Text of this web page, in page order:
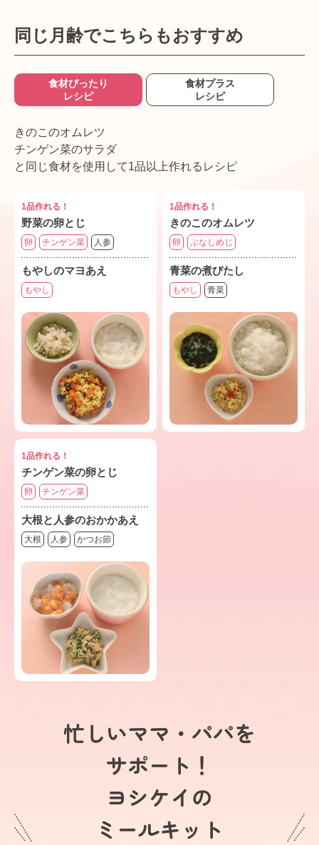
同じ月齢でこちらもおすすめ
食材ぴったり
レシピ
食材プラス
レシピ
きのこのオムレツ
チンゲン菜のサラダ
と同じ食材を使用して1品以上作れるレシピ
1品作れる！
野菜の卵とじ
卵 チンゲン菜 人参
もやしのマヨあえ
もやし
1品作れる！
きのこのオムレツ
卵 ぶなしめじ
青菜の煮びたし
もやし 青菜
1品作れる！
チンゲン菜の卵とじ
卵 チンゲン菜
大根と人参のおかかあえ
大根 人参 かつお節
忙しいママ・パパを
サポート！
ヨシケイの
ミールキット